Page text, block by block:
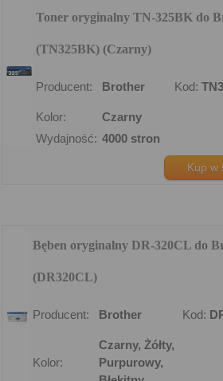
Toner oryginalny TN-325BK do
(TN325BK) (Czarny)
Producent: Brother Kod:
Kolor:
Czarny
Wydajność: 4000 stron
Kup w
Bęben oryginalny DR-320CL do
(DR320CL)
Producent: Brother Kod:
Kolor:
Czarny, Żółty,
Purpurowy,